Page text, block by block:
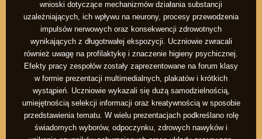
wnioski dotyczące mechanizmów działania substancji
uzależniających, ich wpływu na neurony, procesy przewodzenia
impulsów nerwowych oraz konsekwencji zdrowotnych
wynikających z długotrwałej ekspozycji. Uczniowie zwracali
również uwagę na profilaktykę i znaczenie higieny psychicznej.
Efekty pracy zespołów zostały zaprezentowane na forum klasy
w formie prezentacji multimedialnych, plakatów i krótkich
wystąpień. Uczniowie wykazali się dużą samodzielnością,
umiejętnością selekcji informacji oraz kreatywnością w sposobie
przedstawienia tematu. W wielu prezentacjach podkreślano rolę
świadomych wyborów, odpoczynku, zdrowych nawyków i